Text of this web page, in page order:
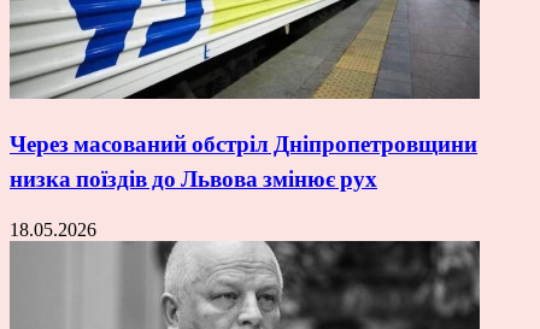
Через масований обстріл Дніпропетровщини
низка поїздів до Львова змінює рух
18.05.2026